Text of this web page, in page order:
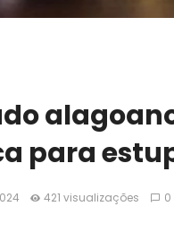
para
421 visualizações 0